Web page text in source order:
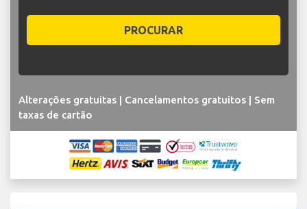
PROCURAR
Alterações gratuitas | Cancelamentos gratuitos | Sem
taxas de cartão